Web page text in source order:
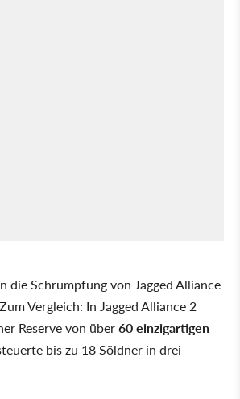
die Schrumpfung von Jagged Alliance
Vergleich: In Jagged Alliance 2
Reserve von über60 einzigartigen
bis zu 18 Söldner in drei